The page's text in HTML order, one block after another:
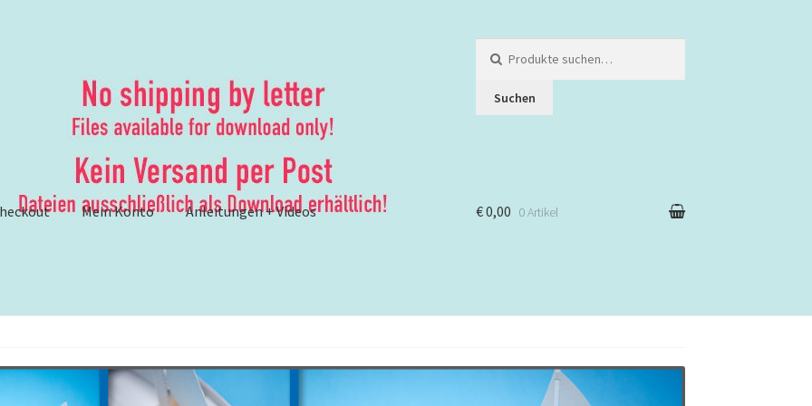
nach:
Suchen
Mein Konto Anleitungen + Videos
– Brother ScanNCut: Lösungsvorschläge
€ 0,00 0 Artikel